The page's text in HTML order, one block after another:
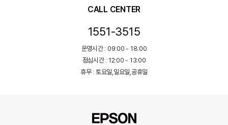
CALL CENTER
1551-3515
운영시간 : 09:00 - 18:00
점심시간 : 12:00 - 13:00
휴무 : 토요일,일요일,공휴일